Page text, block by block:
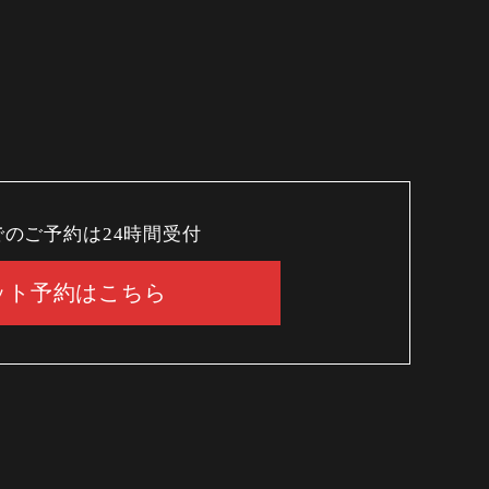
ご予約は24時間受付
ト予約はこちら